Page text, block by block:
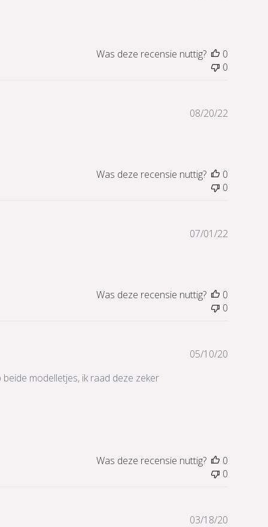
Was deze recensie nuttig?
0
0
08/20/22
Was deze recensie nuttig?
0
0
07/01/22
Was deze recensie nuttig?
0
0
modelletjes, ik raad deze zeker
05/10/20
Was deze recensie nuttig?
0
0
03/18/20